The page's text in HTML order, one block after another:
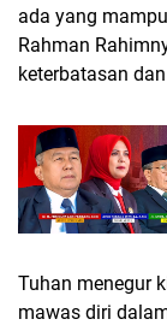
ada yang
Rahman
keterbatasan
Tuhan menegur
mawas diri